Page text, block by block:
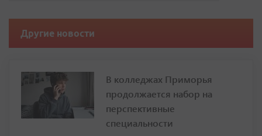
Другие новости
В колледжах Приморья
продолжается набор на
перспективные
специальности